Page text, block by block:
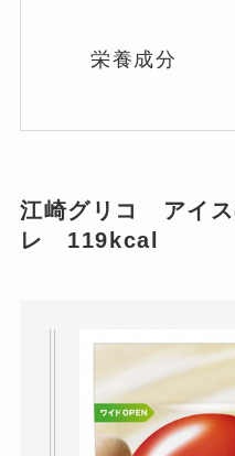
栄養成分
江崎グリコ アイス
レ 119kcal